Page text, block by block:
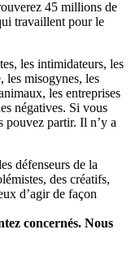
45 millions de
travaillent pour le
les intimidateurs, les
les misogynes, les
les entreprises
négatives. Si vous
pouvez partir. Il n’y a
défenseurs de la
des créatifs,
d’agir de façon
concernés. Nous